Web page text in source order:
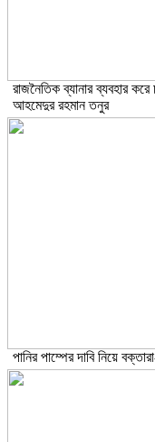
রাজনৈতিক ব্যানার ব্যবহার
আহমেদুর রহমান তনুর
পানির পাম্পের দাবি নিয়ে